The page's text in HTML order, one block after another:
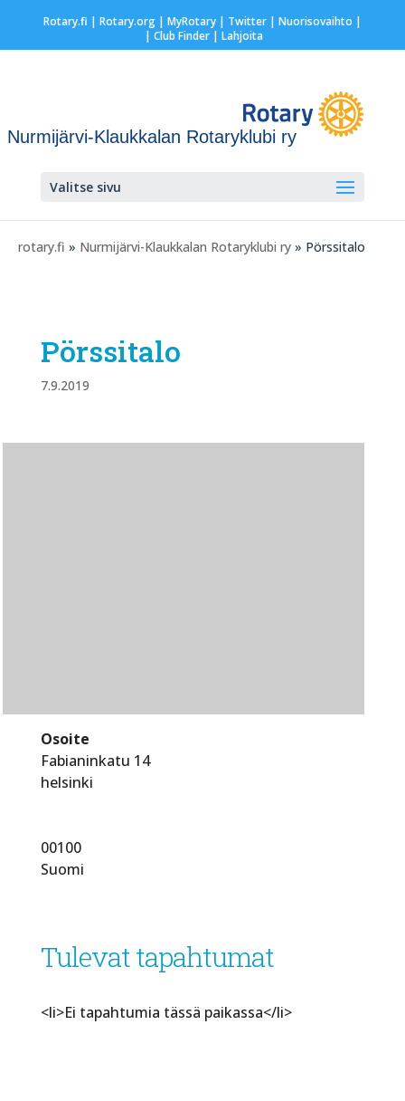
Rotary.fi | Rotary.org| MyRotary| Twitter| Nuorisovaihto |
| Club Finder| Lahjoita
Nurmijärvi-Klaukkalan Rotaryklubi ry
Valitse sivu
rotary.fi » Nurmijärvi-Klaukkalan Rotaryklubi ry » Pörssitalo
Pörssitalo
7.9.2019
Osoite
Fabianinkatu 14
helsinki
00100
Suomi
Tulevat tapahtumat
<li>Ei tapahtumia tässä paikassa</li>